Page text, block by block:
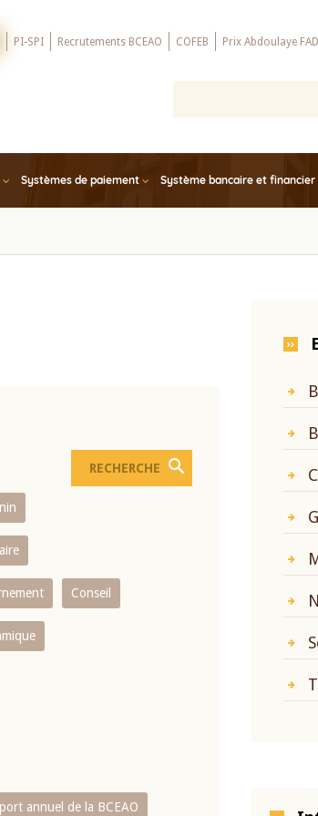
PI-SPI Recrutements BCEAO COFEB Prix Abdoulaye
Systèmes de paiement Système bancaire et financier
Conseil
annuel de la BCEAO